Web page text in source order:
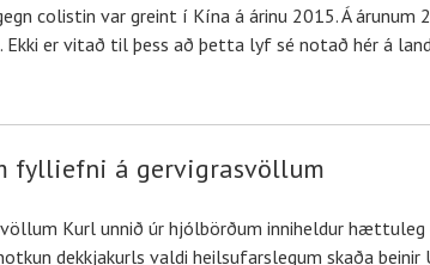
colistin var greint í Kína á árinu 2015. Á
er vitað til þess að þetta lyf sé notað hér á
fylliefni á gervigrasvöllum
Kurl unnið úr hjólbörðum inniheldur
dekkjakurls valdi heilsufarslegum skaða